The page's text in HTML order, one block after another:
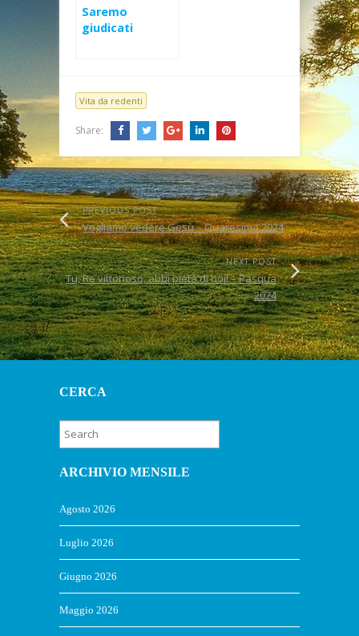
Saremo
giudicati
Vita da redenti
Share:
PREVIOUS POST
Vogliamo vedere Gesù – Quaresima 2024
NEXT POST
Tu, Re vittorioso, abbi pietà di noi! – Pasqua
2024
CERCA
ARCHIVIO MENSILE
Agosto 2026
Luglio 2026
Giugno 2026
Maggio 2026